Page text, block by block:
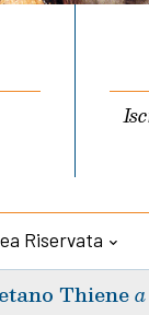
Riservata
Thiene